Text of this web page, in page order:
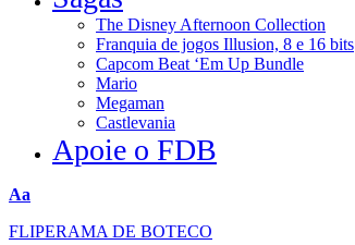
The Disney Afternoon Collection
Franquia de jogos Illusion, 8 e 16 bits
Capcom Beat ‘Em Up Bundle
Mario
Megaman
Castlevania
Apoie o FDB
Redimensionar
Aa
FLIPERAMA DE BOTECO